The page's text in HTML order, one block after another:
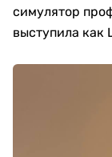
симулятор
выступила как